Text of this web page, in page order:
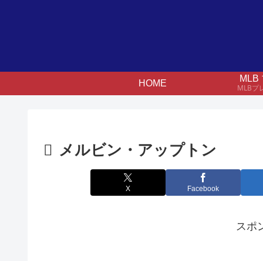
HOME
MLB
MLBプ
メルビン・アップトン
X Facebook
スポ